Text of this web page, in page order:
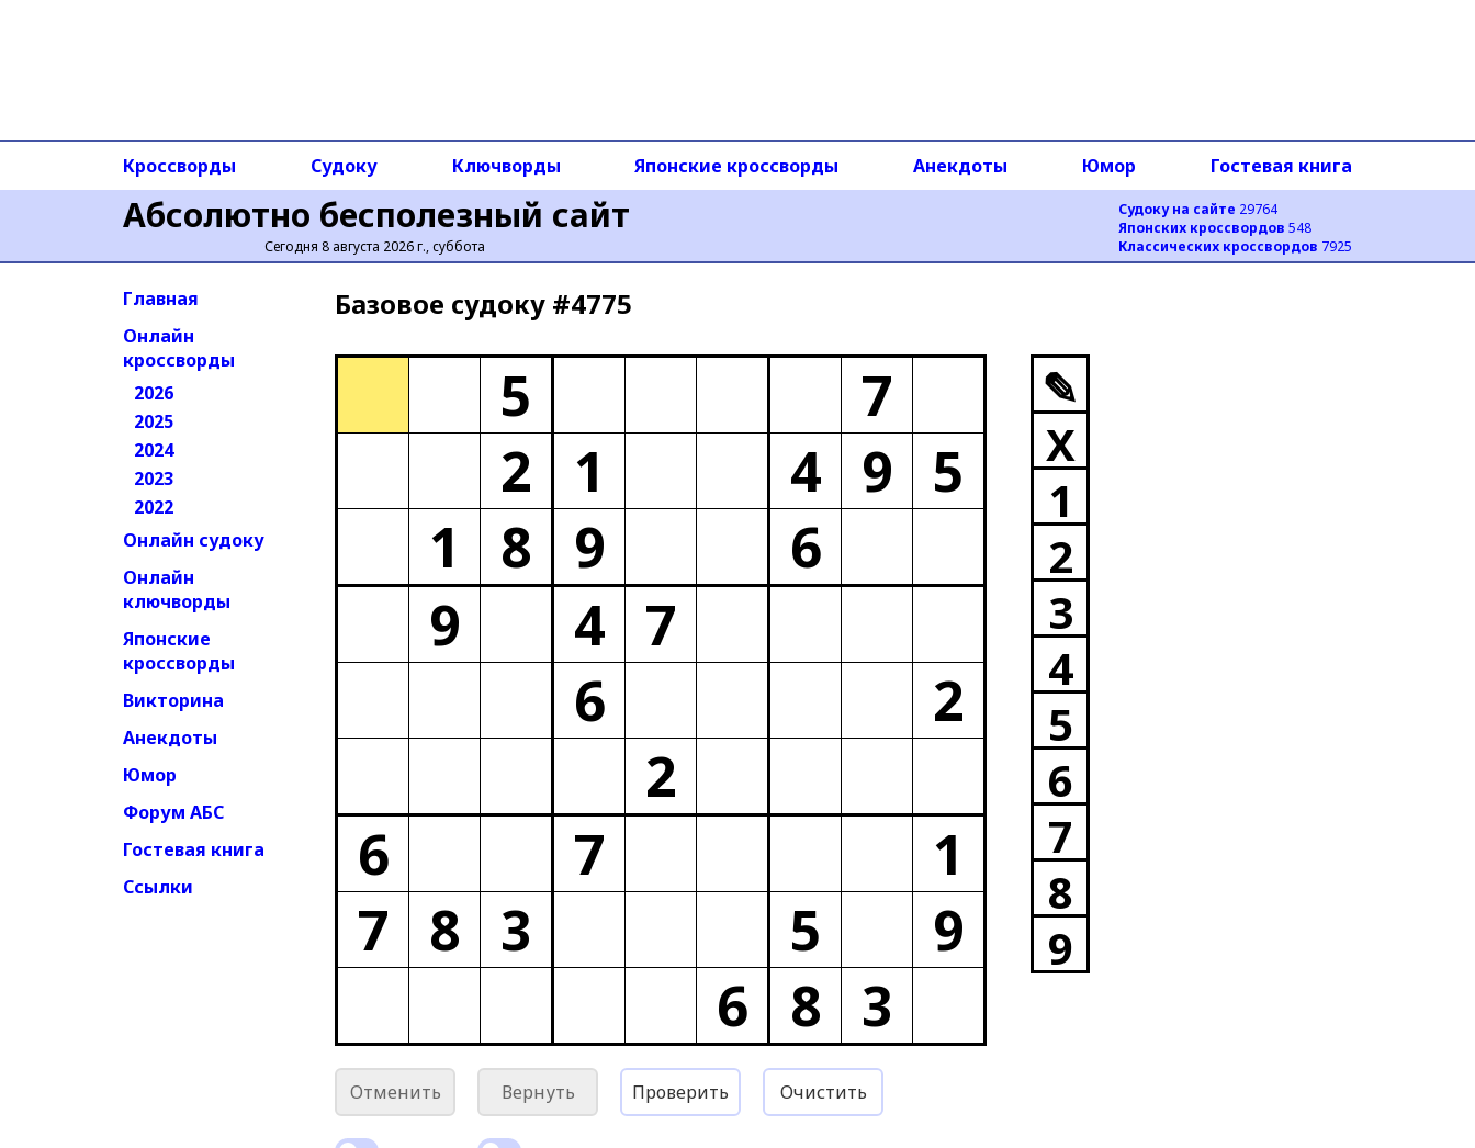
Абсолютно бесполезный сайт
Сегодня 8 августа 2026 г., суббота
Судоку на сайте 29764
Японских кроссвордов 548
Классических кроссвордов 7925
Кроссворды Судоку Ключворды Японские кроссворды Анекдоты Юмор Гостевая книга
Главная
Онлайн
кроссворды
2026
2025
2024
2023
2022
Онлайн судоку
Онлайн
ключворды
Японские
кроссворды
Викторина
Анекдоты
Юмор
Форум АБС
Гостевая книга
Ссылки
Базовое cудоку #4775
5
7
2
1 4 9 5
1
8 9
6
9
4 7
6
2
2
6
7
1
7 8 3 5
9
6
8 3
✎
X
1
2
3
4
5
6
7
8
9
Отменить Вернуть Проверить Очистить